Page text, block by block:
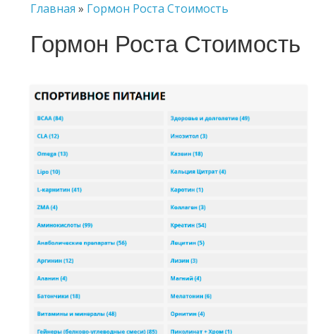
Главная » Гормон Роста Стоимость
Гормон Роста Стоимость